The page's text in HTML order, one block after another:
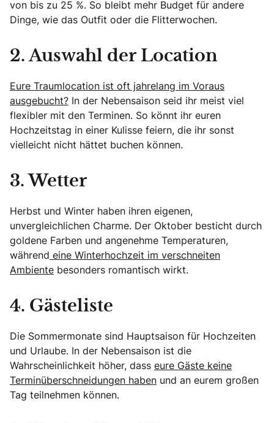
von bis zu 25 %. So bleibt mehr Budget für andere
Dinge, wie das Outfit oder die Flitterwochen.
2. Auswahl der Location
Eure Traumlocation ist oft jahrelang im Voraus
ausgebucht? In der Nebensaison seid ihr meist viel
flexibler mit den Terminen. So könnt ihr euren
Hochzeitstag in einer Kulisse feiern, die ihr sonst
vielleicht nicht hättet buchen können.
3. Wetter
Herbst und Winter haben ihren eigenen,
unvergleichlichen Charme. Der Oktober besticht durch
goldene Farben und angenehme Temperaturen,
während eine Winterhochzeit im verschneiten
Ambiente besonders romantisch wirkt.
4. Gästeliste
Die Sommermonate sind Hauptsaison für Hochzeiten
und Urlaube. In der Nebensaison ist die
Wahrscheinlichkeit höher, dass eure Gäste keine
Terminüberschneidungen haben und an eurem großen
Tag teilnehmen können.